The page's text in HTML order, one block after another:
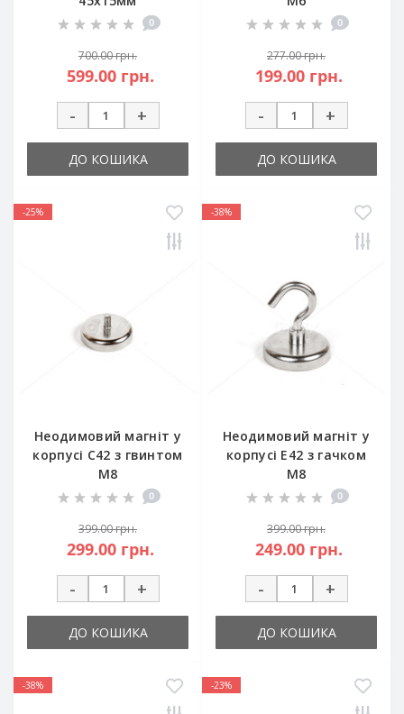
0
700.00 грн.
599.00 грн.
-
+
ДО КОШИКА
0
277.00 грн.
199.00 грн.
-
+
ДО КОШИКА
-25%
Неодимовий магніт у
корпусі C42 з гвинтом
М8
0
399.00 грн.
299.00 грн.
-
+
ДО КОШИКА
-38%
Неодимовий магніт у
корпусі E42 з гачком
M8
0
399.00 грн.
249.00 грн.
-
+
ДО КОШИКА
-38% -23%